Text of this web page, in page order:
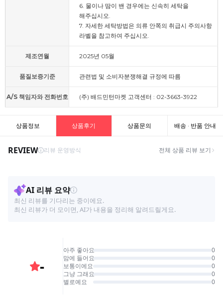
6. 물이나 땀이 밴 경우에는 신속히 세탁을
해주십시오.
7. 자세한 세탁방법은 의류 안쪽의 취급시 주의사항
라벨을 참고하여 주십시오.
제조연월 2025년 05월
품질보증기준 관련법 및 소비자분쟁해결 규정에 따름
A/S 책임자와 전화번호 (주) 배드민턴마켓 고객센터 : 02-3663-3922
상품정보 상품후기 상품문의 배송 · 반품 안내